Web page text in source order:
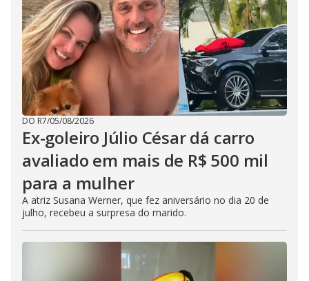
DO R7/05/08/2026
Ex-goleiro Júlio César dá carro
avaliado em mais de R$ 500 mil
para a mulher
A atriz Susana Werner, que fez aniversário no dia 20 de
julho, recebeu a surpresa do marido.